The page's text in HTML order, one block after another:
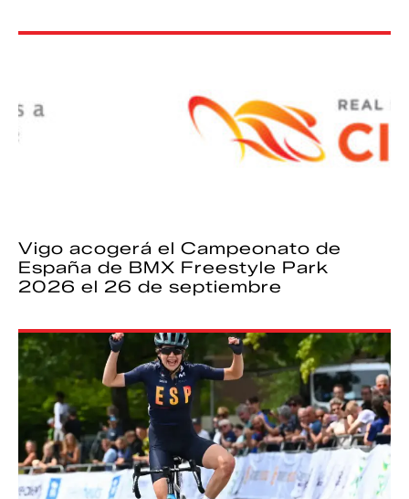
Vigo acogerá el Campeonato de
España de BMX Freestyle Park
2026 el 26 de septiembre